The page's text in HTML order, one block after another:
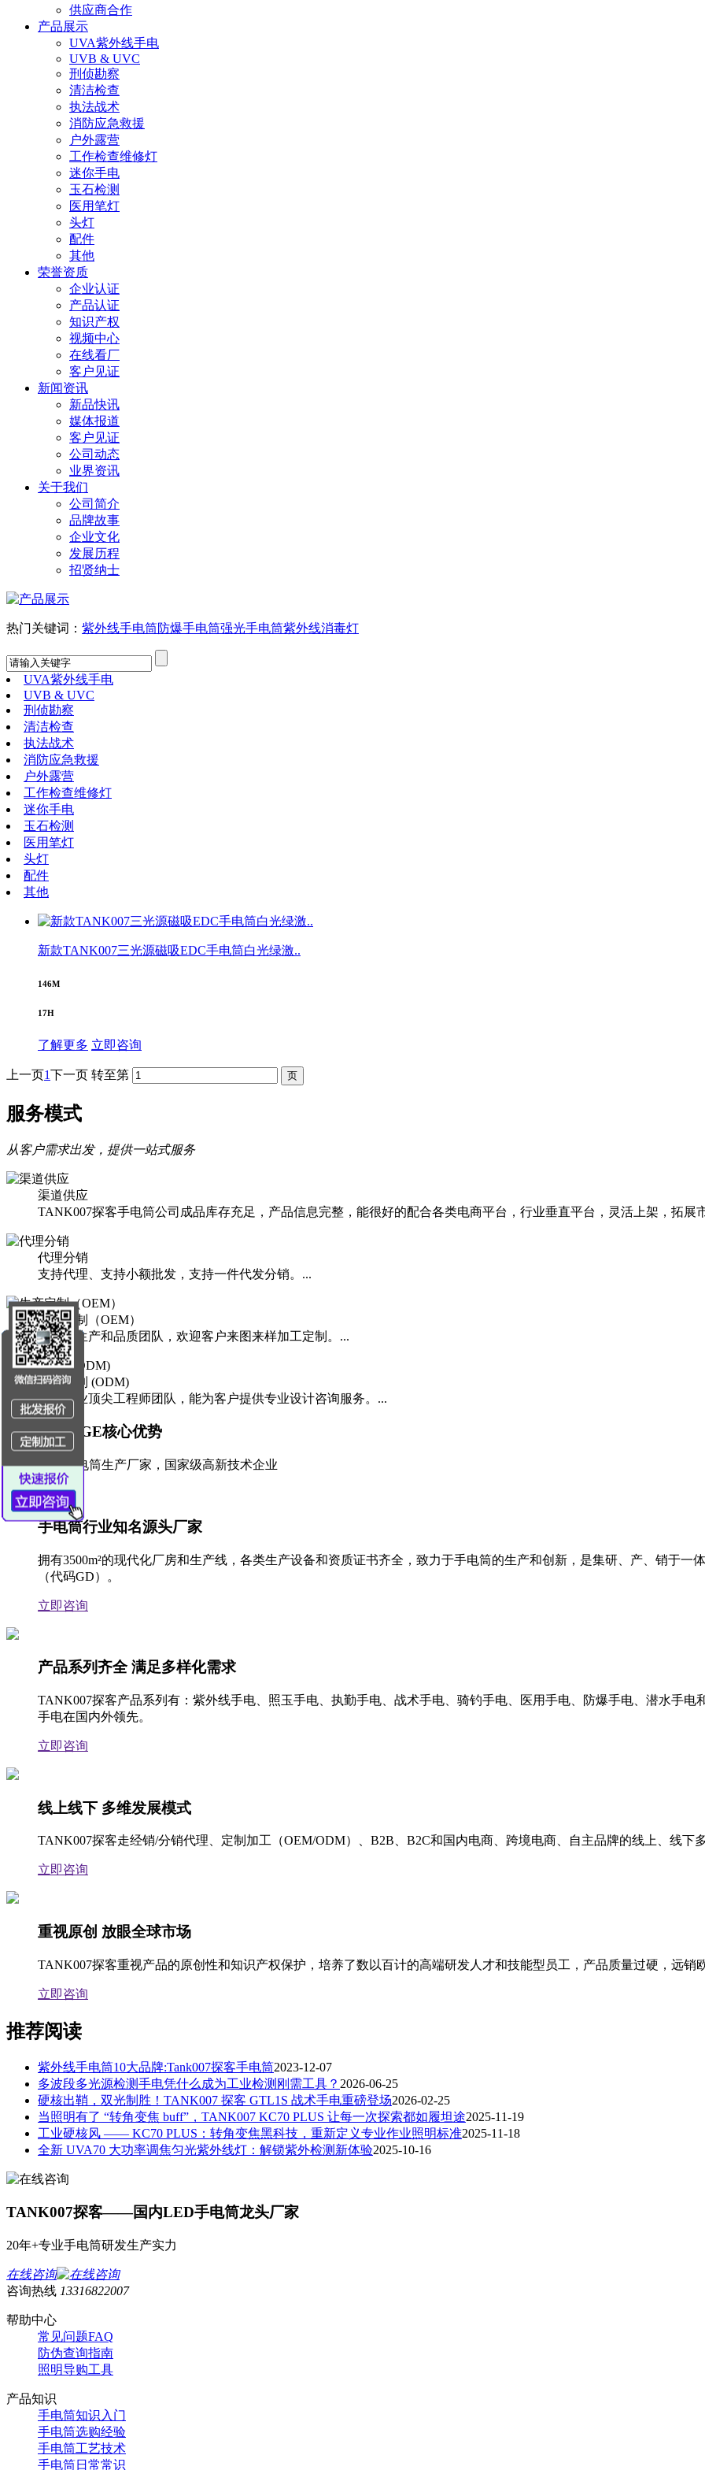
供应商合作
产品展示
UVA紫外线手电
UVB & UVC
刑侦勘察
清洁检查
执法战术
消防应急救援
户外露营
工作检查维修灯
迷你手电
玉石检测
医用笔灯
头灯
配件
其他
荣誉资质
企业认证
产品认证
知识产权
视频中心
在线看厂
客户见证
新闻资讯
新品快讯
媒体报道
客户见证
公司动态
业界资讯
关于我们
公司简介
品牌故事
企业文化
发展历程
招贤纳士
热门关键词： 紫外线手电筒防爆手电筒强光手电筒紫外线消毒灯
UVA紫外线手电
UVB & UVC
刑侦勘察
清洁检查
执法战术
消防应急救援
户外露营
工作检查维修灯
迷你手电
玉石检测
医用笔灯
头灯
配件
其他
新款TANK007三光源磁吸EDC手电筒白光绿激..
146M
17H
了解更多 立即咨询
上一页1下一页 转至第
服务模式
从客户需求出发，提供一站式服务
渠道供应
TANK007探客手电筒公司成品库存充足，产品信息完整，能很好的配合各类电商平台，行业垂直平台，灵活上架，拓展
代理分销
支持代理、支持小额批发，支持一件代发分销。...
生产定制（OEM）
严谨的生产和品质团队，欢迎客户来图来样加工定制。...
开发定制 (ODM)
手电行业顶尖工程师团队，能为客户提供专业设计咨询服务。...
ADVANTAGE核心优势
20年+专业手电筒生产厂家，国家级高新技术企业
手电筒行业知名源头厂家
拥有3500m²的现代化厂房和生产线，各类生产设备和资质证书齐全，致力于手电筒的生产和创新，是集研、产、销于
（代码GD）。
立即咨询
产品系列齐全 满足多样化需求
TANK007探客产品系列有：紫外线手电、照玉手电、执勤手电、战术手电、骑钓手电、医用手电、防爆手电、潜水手
手电在国内外领先。
立即咨询
线上线下 多维发展模式
TANK007探客走经销/分销代理、定制加工（OEM/ODM）、B2B、B2C和国内电商、跨境电商、自主品牌的线上、线
立即咨询
重视原创 放眼全球市场
TANK007探客重视产品的原创性和知识产权保护，培养了数以百计的高端研发人才和技能型员工，产品质量过硬，远
立即咨询
推荐阅读
紫外线手电筒10大品牌:Tank007探客手电筒2023-12-07
多波段多光源检测手电凭什么成为工业检测刚需工具？ 2026-06-25
硬核出鞘，双光制胜！TANK007 探客 GTL1S 战术手电重磅登场2026-02-25
当照明有了 “转角变焦 buff”，TANK007 KC70 PLUS 让每一次探索都如履坦途2025-11-19
工业硬核风 —— KC70 PLUS：转角变焦黑科技，重新定义专业作业照明标准2025-11-18
全新 UVA70 大功率调焦匀光紫外线灯：解锁紫外检测新体验2025-10-16
TANK007探客——国内LED手电筒龙头厂家
20年+专业手电筒研发生产实力
在线咨询
咨询热线 13316822007
帮助中心
常见问题FAQ
防伪查询指南
照明导购工具
产品知识
手电筒知识入门
手电筒选购经验
手电筒工艺技术
手电筒日常常识